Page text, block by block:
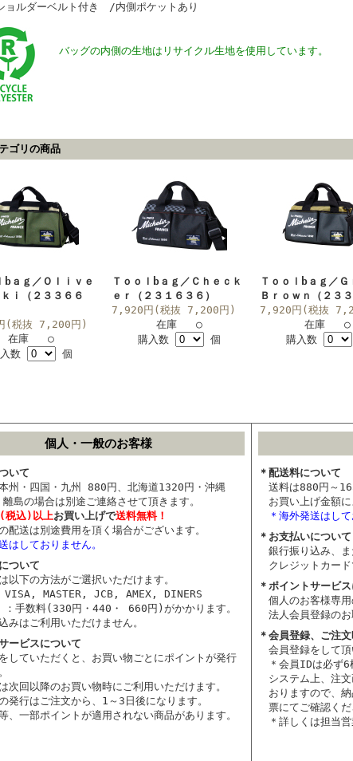
ルダーベルト付き /内側ポケットあり
バッグの内側の生地はリサイクル生地を使用しています。
ゴリの商品
bａｇ／Ｏｌｉｖｅ
ｉ（２３３６６
(税抜 7,200円)
在庫 ○
数
個
Ｔｏｏｌbａｇ／Ｃｈｅｃｋ
ｅｒ（２３１６３６）
7,920円(税抜 7,200円)
在庫 ○
購入数
個
Ｔｏｏｌbａｇ／Ｇ
Ｂｒｏｗｎ（２３３
7,920円(税抜
在庫 ○
購入数
個人・一般のお客様
いて
州・四国・九州 880円、北海道1320円・沖縄
島の場合は別途ご連絡させて頂きます。
込)以上お買い上げで送料無料！
配送は別途費用を頂く場合がございます。
はしておりません。
ついて
以下の方法がご選択いただけます。
VISA, MASTER, JCB, AMEX, DINERS
：手数料(330円・440・ 660円)がかかります。
みはご利用いただけません。
ービスについて
していただくと、お買い物ごとにポイントが発行
次回以降のお買い物時にご利用いただけます。
発行はご注文から、1～3日後になります。
、一部ポイントが適用されない商品があります。
＊配送料について
送料は880円～
お買い上げ金額
＊海外発送はして
＊お支払いについて
銀行振り込み、
クレジットカー
＊ポイントサービ
個人のお客様専用
法人会員登録の
＊会員登録、ご注
会員登録をして
＊会員IDは必ず6
システム上、注
おりますので、
票にてご確認くだ
＊詳しくは担当